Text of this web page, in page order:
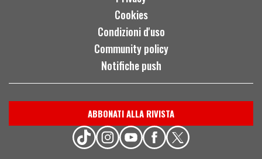
Cookies
Condizioni d'uso
Community policy
Notifiche push
ABBONATI ALLA RIVISTA